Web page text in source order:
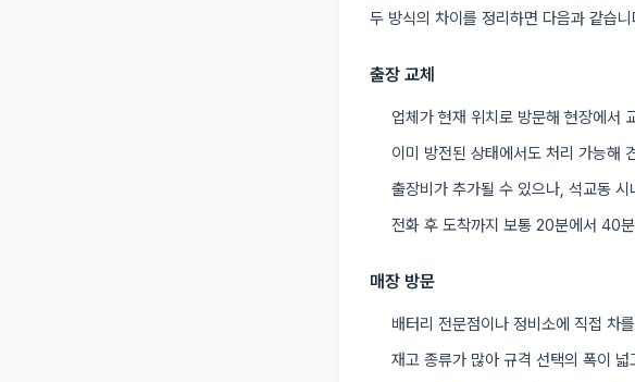
두 방식의 차이를 정리하면 다음과 같습니
출장 교체
업체가 현재 위치로 방문해 현장에서
이미 방전된 상태에서도 처리 가능해
출장비가 추가될 수 있으나, 석교동
전화 후 도착까지 보통 20분에서 40
매장 방문
배터리 전문점이나 정비소에 직접 차
재고 종류가 많아 규격 선택의 폭이